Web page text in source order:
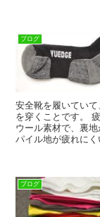
ブログ
安全靴を履いてい
を穿くことです。
ウール素材で、裏
パイル地が疲れにく
ブログ